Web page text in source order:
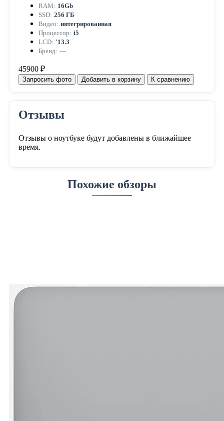
RAM: 16Gb
SSD: 256 ГБ
Видео: интегрированная
Процессор: i5
LCD: '13.3
Бренд: —
45900 ₽
Запросить фото Добавить в корзину К сравнению
Отзывы
Отзывы о ноутбуке будут добавлены в ближайшее
время.
Похожие обзоры